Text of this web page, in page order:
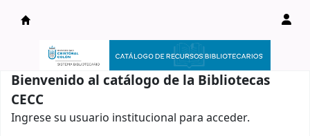
Catálogo en línea
Bienvenido al catálogo de la Bibliotecas
CECC
Ingrese su usuario institucional para acceder.